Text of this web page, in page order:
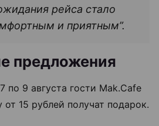
рейса стало
и приятным”.
предложения
по 9 августа гости Mak.Cafe
15 рублей получат подарок.